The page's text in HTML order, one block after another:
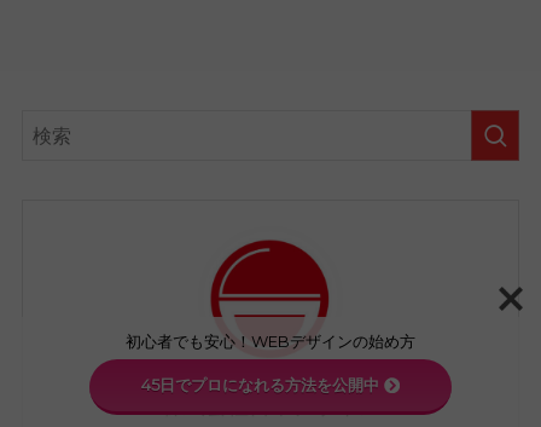
初心者でも安心！WEBデザインの始め方
45日でプロになれる方法を公開中